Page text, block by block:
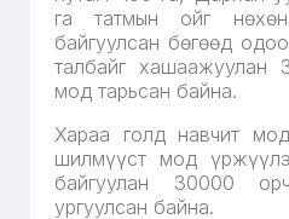
га татмын ойг
байгуулсан бөгөөд
талбайг хашаажуулан
мод тарьсан байна.
Хараа голд навчит
шилмүүст мод
байгуулан 30000
ургуулсан байна.